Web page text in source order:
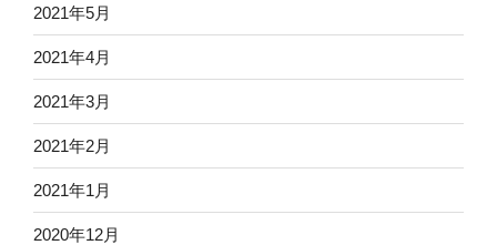
2021年5月
2021年4月
2021年3月
2021年2月
2021年1月
2020年12月